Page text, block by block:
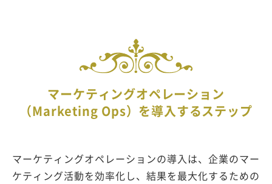
マーケティングオペレーション
（Marketing Ops）を導入するステップ
マーケティングオペレーションの導入は、企業のマー
ケティング活動を効率化し、結果を最大化するための